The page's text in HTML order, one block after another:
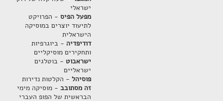
ישראלי
מפעל הפיס- הפרויקט
לתיעוד יוצרים במוסיקה
הישראלית
דודיפדיה - ביוגרפיות
ותחקירים מוסיקליים
ישראבוט - בוטלגים
ישראליים
פוסיהל- הקלטות נדירות
זה מסתובב- מוסיקה מימי
הבראשית של הפופ העברי